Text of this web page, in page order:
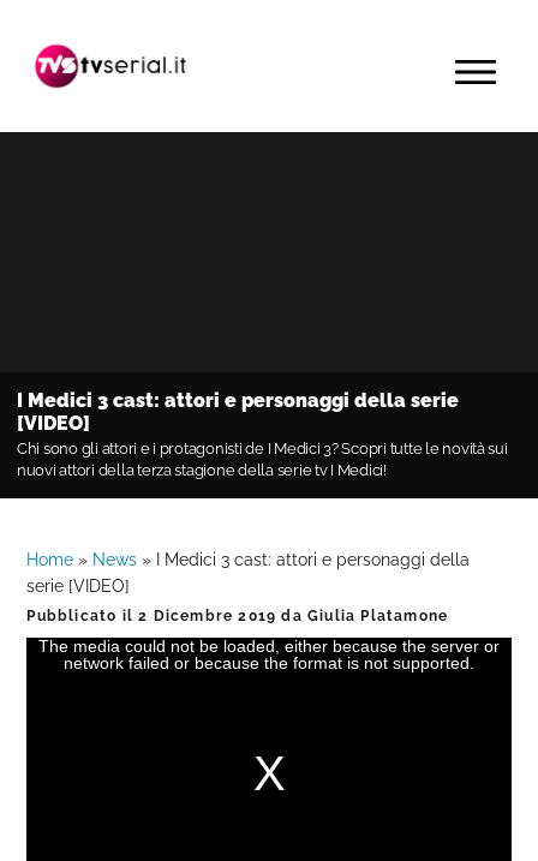
navigazione
contenuto
barra
primaria
MENU
I Medici 3 cast: attori e personaggi della serie
[VIDEO]
Chi sono gli attori e i protagonisti de I Medici 3? Scopri tutte le novità sui
nuovi attori della terza stagione della serie tv I Medici!
Home » News »
I Medici 3 cast: attori e personaggi della
serie [VIDEO]
Pubblicato il2 Dicembre 2019 daGiulia Platamone
The media could not be loaded, either because the server or
network failed or because the format is not supported.